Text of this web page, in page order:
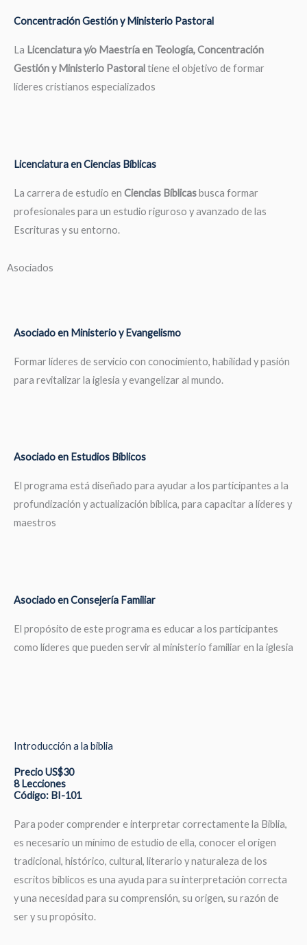
Concentración Gestión y Ministerio Pastoral
La Licenciatura y/o Maestría en Teología, Concentración
Gestión y Ministerio Pastoraltiene el objetivo de formar
líderes cristianos especializados
Licenciatura en Ciencias Bíblicas
La carrera de estudio en Ciencias Bíblicasbusca formar
profesionales para un estudio riguroso y avanzado de las
Escrituras y su entorno.
Asociados
Asociado en Ministerio y Evangelismo
Formar líderes de servicio con conocimiento, habilidad y pasión
para revitalizar la iglesia y evangelizar al mundo.
Asociado en Estudios Bíblicos
El programa está diseñado para ayudar a los participantes a la
profundización y actualización bíblica, para capacitar a líderes y
maestros
Asociado en Consejería Familiar
El propósito de este programa es educar a los participantes
como líderes que pueden servir al ministerio familiar en la iglesia
Introducción a la biblia
Precio US$30
8 Lecciones
Código: BI-101
Para poder comprender e interpretar correctamente la Biblia,
es necesario un mínimo de estudio de ella, conocer el origen
tradicional, histórico, cultural, literario y naturaleza de los
escritos bíblicos es una ayuda para su interpretación correcta
y una necesidad para su comprensión, su origen, su razón de
ser y su propósito.